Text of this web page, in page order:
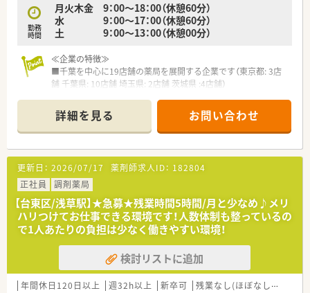
勤務
時間
月火木金 9：00～18：00（休憩60分）
水 9：00～17：00（休憩60分）
土 9：00～13：00（休憩00分）
≪企業の特徴≫
■千葉を中心に19店舗の薬局を展開する企業です（東京都: 3店
舗 千葉県: 10店舗 埼玉県: 2店舗 茨城県 :4店舗）
■病院門前からクリニック門前と幅広く展開しているため、病院
門前で幅広い科目を経験することからクリニック門前で専門性
を高めることまで、希望に合わせた働き方が可能です
■医療関連事業部もあり、収益の柱があるため安定性あります
(入院セットリース、入所者私物洗濯、商品販売、寝具類のクリー
ニングリース、カーテン・ブラインドのリース及びメンテナンス、
ユニフォームのリース、内装工事施工全般)
■各薬局ごとに患者様のことを想った工夫も充実しております
(駅から遠い店舗は無料の送迎バス運行し、ご案内だけでなく総
合的な要望対応をするコンシェルジュの配置、
煎じ漢方対応の薬局では長期保存を可能にするため真空パック
を開発するなど。
未病を促進するための健康カフェを実施している店舗もありま
す)
■企業が新しい機材を率先して導入し、薬剤師の業務効率アッ
詳細を見る お問い合わせ
更新日： 2026/07/17 薬剤師求人ID： 182804
正社員
調剤薬局
【台東区/浅草駅】★急募★残業時間5時間/月と少なめ♪メリ
ハリつけてお仕事できる環境です！人数体制も整っているの
で1人あたりの負担は少なく働きやすい環境！
検討リストに追加
年間休日120日以上 週32h以上 新卒可 残業なし(ほぼなし含む)